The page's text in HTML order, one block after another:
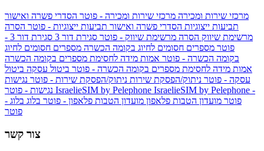
מרכזי שירות ומכירה מרכזי שירות ומכירה - פוטר הסדרי פשרה ואישור
תביעות ייצוגיות הסדרי פשרה ואישור תביעות ייצוגיות - פוטר הסרה
מרשימת שיווק הסרה מרשימת שיווק - פוטר סגירת דור 3
סגירת דור 3 -
פוטר מספרים חסומים לחיוג בקומה הכשרה מספרים חסומים לחיוג
בקומה הכשרה - פוטר אמות מידה לחסימת מספרים בקומה הכשרה
אמות מידה לחסימת מספרים בקומה הכשרה - פוטר ביטול עסקה ביטול
עסקה - פוטר ניתוק/הפסקת שירות ניתוק/הפסקת שירות - פוטר נגישות
IsraelieSIM by Pelephone IsraelieSIM by Pelephone -
פוטר מועדון הטבות פלאפון מועדון הטבות פלאפון - פוטר בלוג בלוג -
פוטר
צור קשר